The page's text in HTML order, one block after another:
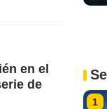
en el
de
1